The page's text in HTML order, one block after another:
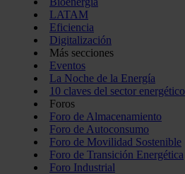
LATAM
Eficiencia
Digitalización
Más secciones
Eventos
La Noche de la Energía
10 claves del sector energético
Foros
Foro de Almacenamiento
Foro de Autoconsumo
Foro de Movilidad Sostenible
Foro de Transición Energética
Foro Industrial